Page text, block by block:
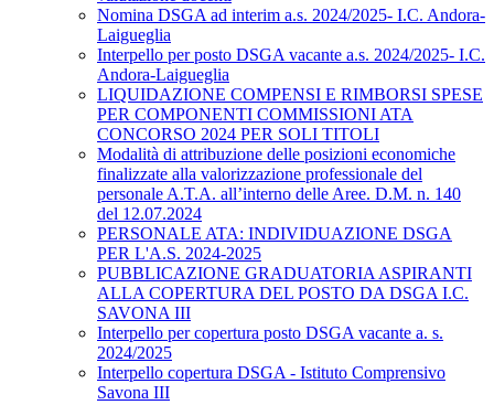
Nomina DSGA ad interim a.s. 2024/2025- I.C. Andora-
Laigueglia
Interpello per posto DSGA vacante a.s. 2024/2025- I.C.
Andora-Laigueglia
LIQUIDAZIONE COMPENSI E RIMBORSI SPESE
PER COMPONENTI COMMISSIONI ATA
CONCORSO 2024 PER SOLI TITOLI
Modalità di attribuzione delle posizioni economiche
finalizzate alla valorizzazione professionale del
personale A.T.A. all’interno delle Aree. D.M. n. 140
del 12.07.2024
PERSONALE ATA: INDIVIDUAZIONE DSGA
PER L'A.S. 2024-2025
PUBBLICAZIONE GRADUATORIA ASPIRANTI
ALLA COPERTURA DEL POSTO DA DSGA I.C.
SAVONA III
Interpello per copertura posto DSGA vacante a. s.
2024/2025
Interpello copertura DSGA - Istituto Comprensivo
Savona III